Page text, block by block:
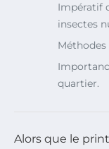
Impératif
insectes
Méthodes
quartier.
Alors que le